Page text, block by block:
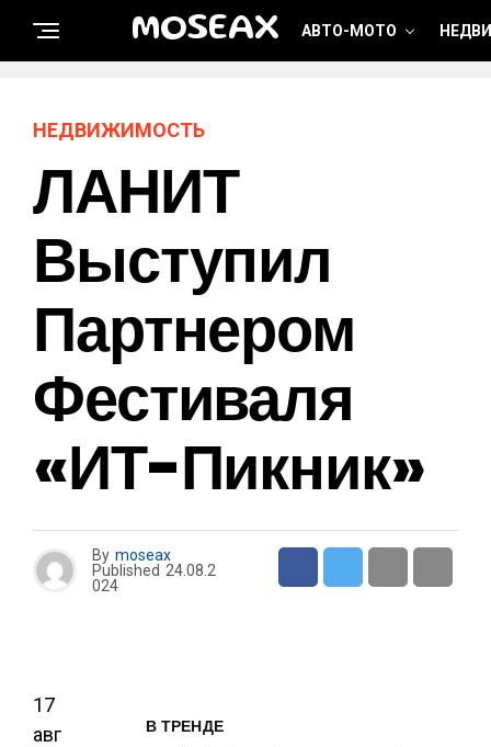
MOSEAX АВТО-МОТО
НЕДВИЖИМОСТЬ
ЛАНИТ
Выступил
Партнером
Фестиваля
«ИТ-Пикник»
By moseax
Published 24.08.2
024
17
авг
В ТРЕНДЕ